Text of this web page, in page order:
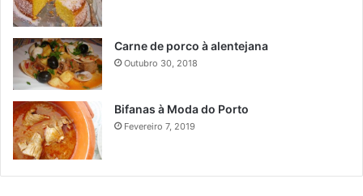
Carne de porco à alentejana
Outubro 30, 2018
Bifanas à Moda do Porto
Fevereiro 7, 2019